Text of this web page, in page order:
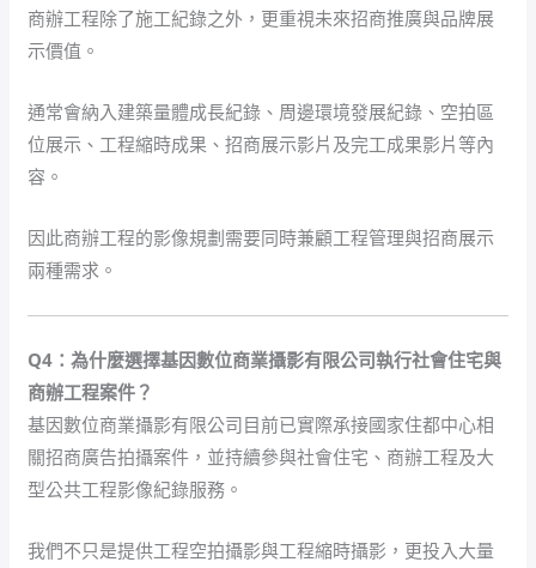
商辦工程除了施工紀錄之外，更重視未來招商推廣與品牌展
示價值。
通常會納入建築量體成長紀錄、周邊環境發展紀錄、空拍區
位展示、工程縮時成果、招商展示影片及完工成果影片等內
容。
因此商辦工程的影像規劃需要同時兼顧工程管理與招商展示
兩種需求。
Q4：為什麼選擇基因數位商業攝影有限公司執行社會住宅與
商辦工程案件？
基因數位商業攝影有限公司目前已實際承接國家住都中心相
關招商廣告拍攝案件，並持續參與社會住宅、商辦工程及大
型公共工程影像紀錄服務。
我們不只是提供工程空拍攝影與工程縮時攝影，更投入大量